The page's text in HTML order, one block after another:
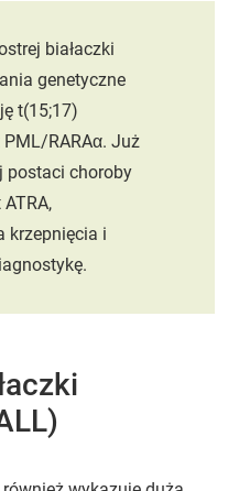
białaczki
genetyczne
t(15;17)
RARAα. Już
postaci choroby
krzepnięcia i